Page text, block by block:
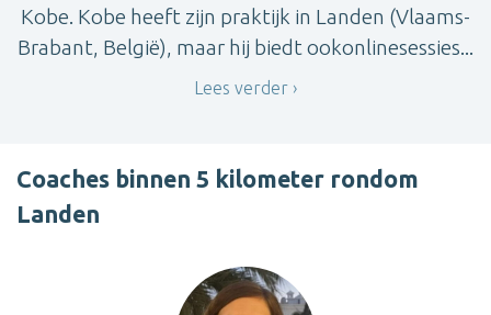
Kobe. Kobe heeft zijn praktijk in Landen (Vlaams-
Brabant, België), maar hij biedt ookonlinesessies...
Lees verder
Coaches binnen 5 kilometer rondom
Landen